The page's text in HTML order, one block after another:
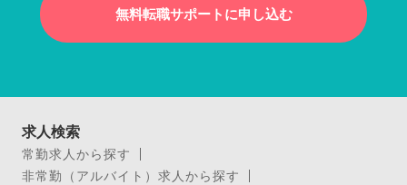
無料転職サポートに申し込む
求人検索
常勤求人から探す
非常勤（アルバイト）求人から探す